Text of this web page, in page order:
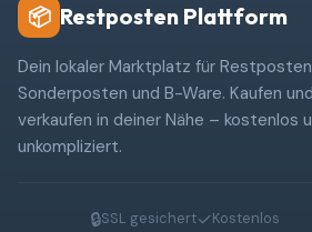
📦 Restposten Plattform
Dein lokaler Marktplatz für
Sonderposten und B-Ware. Kaufen und
verkaufen in deiner Nähe – kostenlos
unkompliziert.
🔒SSL gesichert✓Kostenlos